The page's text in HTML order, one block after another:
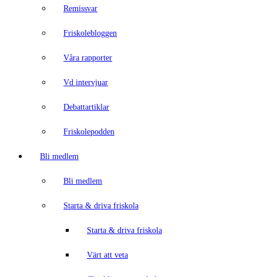
Remissvar
Friskolebloggen
Våra rapporter
Vd intervjuar
Debattartiklar
Friskolepodden
Bli medlem
Bli medlem
Starta & driva friskola
Starta & driva friskola
Värt att veta